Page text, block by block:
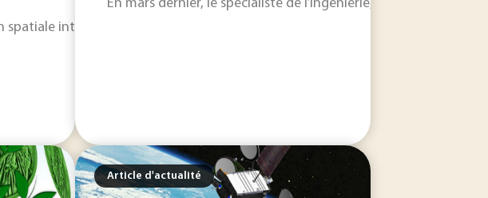
alphabets et symboles de son choix. Il s'adresse en priorité aux
spatiale internationale, comprenant de multiples expériences scientifiques et
En mars dernier, le spécialiste de l’ingénierie, du contrôle et
Article d'actualité